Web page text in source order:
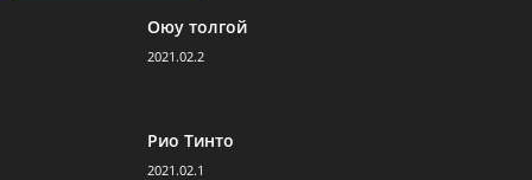
Оюу толгой
2021.02.2
Рио Тинто
2021.02.1